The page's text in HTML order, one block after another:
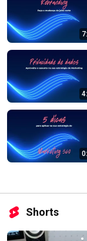
Shorts